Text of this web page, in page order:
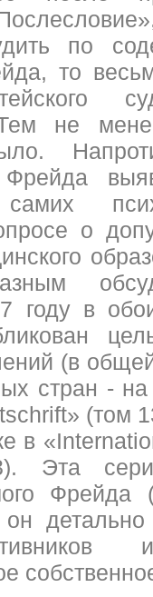
по
то
не
о
году в
(в
стран -
» (том
в «
серия
детально